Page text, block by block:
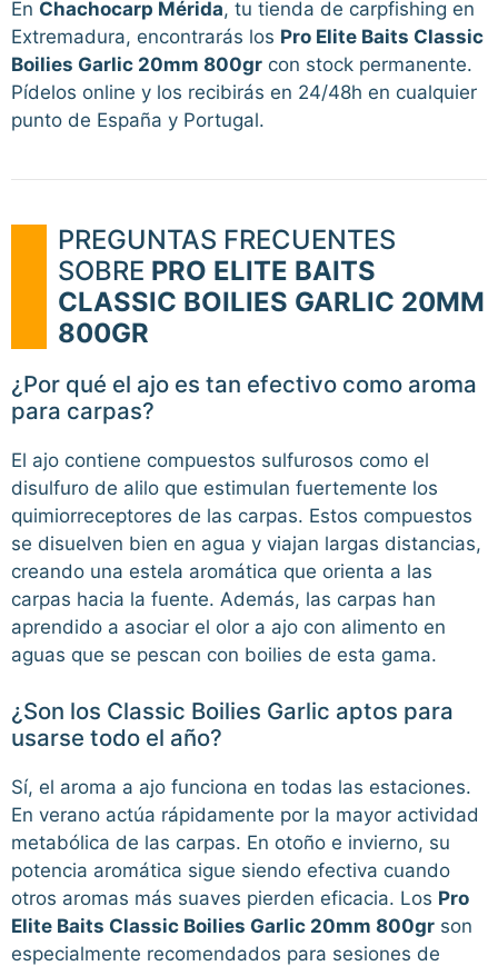
En Chachocarp Mérida, tu tienda de carpfishing en
Extremadura, encontrarás los Pro Elite Baits Classic
Boilies Garlic 20mm 800gr con stock permanente.
Pídelos online y los recibirás en 24/48h en cualquier
punto de España y Portugal.
PREGUNTAS FRECUENTES
SOBRE PRO ELITE BAITS
CLASSIC BOILIES GARLIC 20MM
800GR
¿Por qué el ajo es tan efectivo como aroma
para carpas?
El ajo contiene compuestos sulfurosos como el
disulfuro de alilo que estimulan fuertemente los
quimiorreceptores de las carpas. Estos compuestos
se disuelven bien en agua y viajan largas distancias,
creando una estela aromática que orienta a las
carpas hacia la fuente. Además, las carpas han
aprendido a asociar el olor a ajo con alimento en
aguas que se pescan con boilies de esta gama.
¿Son los Classic Boilies Garlic aptos para
usarse todo el año?
Sí, el aroma a ajo funciona en todas las estaciones.
En verano actúa rápidamente por la mayor actividad
metabólica de las carpas. En otoño e invierno, su
potencia aromática sigue siendo efectiva cuando
otros aromas más suaves pierden eficacia. Los Pro
Elite Baits Classic Boilies Garlic 20mm 800gr son
especialmente recomendados para sesiones de